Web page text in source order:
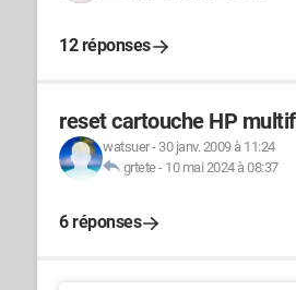
12 réponses
reset cartouche HP
watsuer- 30 janv. 2009 à 11:24
grtete- 10 mai 2024 à 08:37
6 réponses